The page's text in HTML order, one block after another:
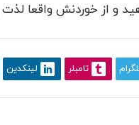
و از خوردنش واقعا لذت
تامبلر لینکدین